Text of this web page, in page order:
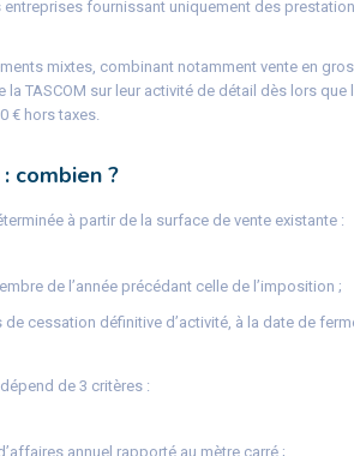
entreprises fournissant uniquement des
mixtes, combinant notamment vente en
la TASCOM sur leur activité de détail dès lors
€ hors taxes.
combien ?
à partir de la surface de vente existante :
de l’année précédant celle de l’imposition ;
de cessation définitive d’activité, à la date de
de 3 critères :
annuel rapporté au mètre carré ;